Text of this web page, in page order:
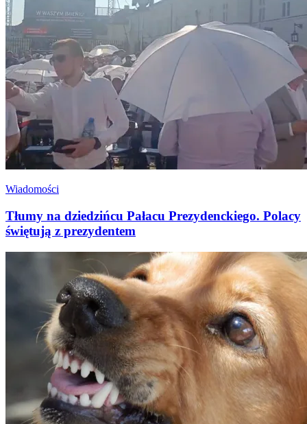
Wiadomości
Tłumy na dziedzińcu Pałacu Prezydenckiego. Polacy
świętują z prezydentem